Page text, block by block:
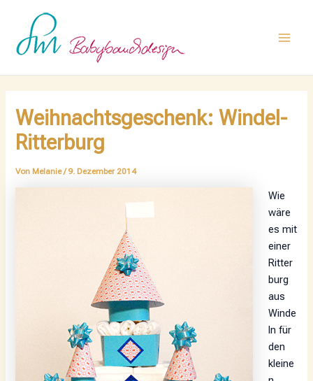
springen
Weihnachtsgeschenk: Windel-
Ritterburg
Von Melanie/9. Dezember 2014
Wie
wäre
es mit
einer
Ritter
burg
aus
Winde
ln für
den
kleine
navigation